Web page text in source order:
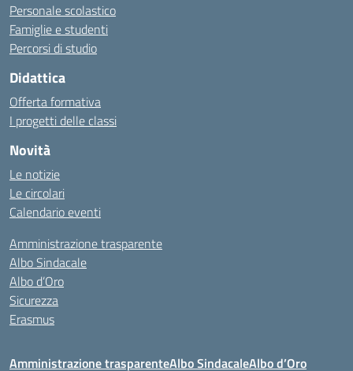
Personale scolastico
Famiglie e studenti
Percorsi di studio
Didattica
Offerta formativa
I progetti delle classi
Novità
Le notizie
Le circolari
Calendario eventi
Amministrazione trasparente
Albo Sindacale
Albo d’Oro
Sicurezza
Erasmus
Amministrazione trasparenteAlbo SindacaleAlbo d’Oro